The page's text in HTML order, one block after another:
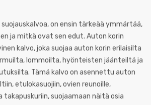
on ensin tärkeää ymmärtää,
ja mitkä ovat sen edut. Auton korin
kalvo, joka suojaa auton korin erilaisilta
lommoilta, hyönteisten jäänteiltä ja
Tämä kalvo on asennettu auton
etulokasuojiin, ovien reunoille,
takapuskuriin, suojaamaan näitä osia